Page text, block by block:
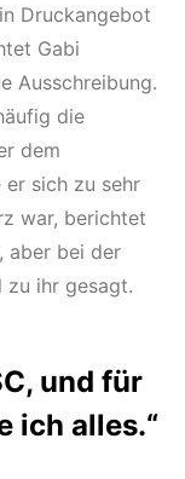
Druckangebot
Gabi
Ausschreibung.
die
dem
er sich zu sehr
war, berichtet
aber bei der
zu ihr gesagt.
und für
ich alles.“